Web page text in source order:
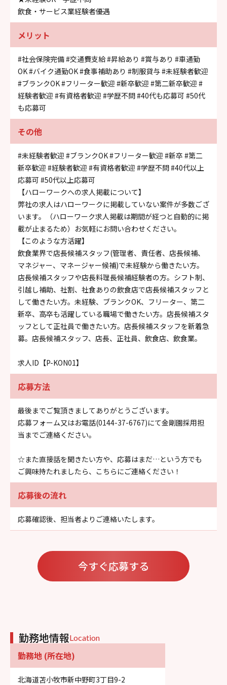
飲食・サービス業経験者優遇
メリット
#社会保険完備#交通費支給#昇給あり #賞与あり #車通勤
OK#バイク通勤OK#食事補助あり #制服貸与#未経験者歓迎
#ブランクOK#フリーター歓迎 #新卒歓迎 #第二新卒歓迎 #
経験者歓迎 #有資格者歓迎 #学歴不問#40代も応募可 #50代
も応募可
その他
#未経験者歓迎 #ブランクOK#フリーター歓迎 #新卒 #第二
新卒歓迎 #経験者歓迎 #有資格者歓迎 #学歴不問#40代以上
応募可 #50代以上応募可
【ハローワークへの求人掲載について】
弊社の求人はハローワークに掲載していない案件が多数ござ
います。（ハローワーク求人掲載は期間が経つと自動的に掲
載が止まるため）お気軽にお問い合わせください。
【このような方活躍】
飲食業界で店長候補スタッフ(管理者、責任者、店長候補、
マネジャー、マネージャー候補)で未経験から働きたい方。
店長候補スタッフや店長料理長候補経験者の方。シフト制、
引越し補助、社割、社食ありの飲食店で店長候補スタッフと
して働きたい方。未経験、ブランクOK、フリーター、第二
新卒、高卒も活躍している職場で働きたい方。店長候補スタ
ッフとして正社員で働きたい方。店長候補スタッフを新着急
募。店長候補スタッフ、店長、正社員、飲食店、飲食業。
求人ID【P-KON01】
応募方法
最後までご覧頂きましてありがとうございます。
応募フォーム又はお電話(0144-37-6767)にて金剛園採用担
当までご連絡ください。
☆また直接話を聞きたい方や、応募はまだ…という方でも
ご興味持たれましたら、こちらにご連絡ください！
応募後の流れ
応募確認後、担当者よりご連絡いたします。
今すぐ応募する
勤務地情報Location
勤務地 (所在地)
北海道苫小牧市新中野町3丁目9-2